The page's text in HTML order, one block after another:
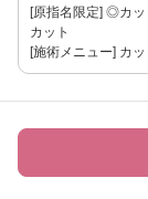
[原指名限定] ◎カ
カット
[施術メニュー] カッ